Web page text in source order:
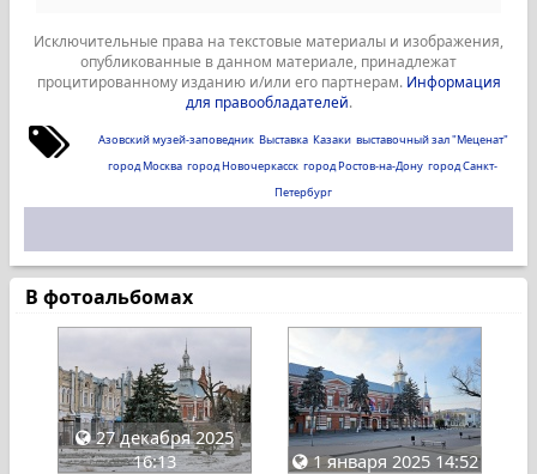
Исключительные права на текстовые материалы и изображения,
опубликованные в данном материале, принадлежат
процитированному изданию и/или его партнерам. Информация
для правообладателей.
Азовский музей-заповедник Выставка Казаки выставочный зал "Меценат"
город Москва город Новочеркасск город Ростов-на-Дону город Санкт-
Петербург
В фотоальбомах
27 декабря 2025
16:13
1 января 2025 14:52